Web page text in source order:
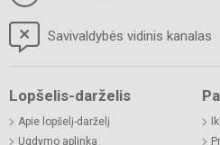
Savivaldybės vidinis kanalas
Lopšelis-darželis
Apie lopšelį-darželį
Ugdymo aplinka